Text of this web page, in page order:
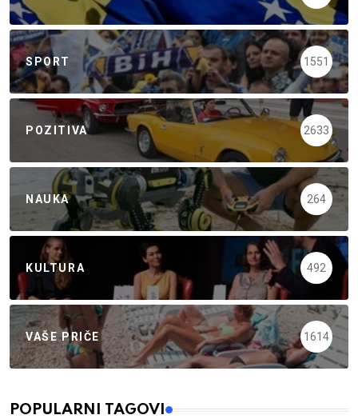
SPORT 1551
POZITIVA 2633
NAUKA 264
KULTURA 492
VAŠE PRIČE 1614
POPULARNI TAGOVI